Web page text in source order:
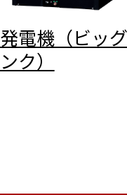
発電機（ビッ
ンク）